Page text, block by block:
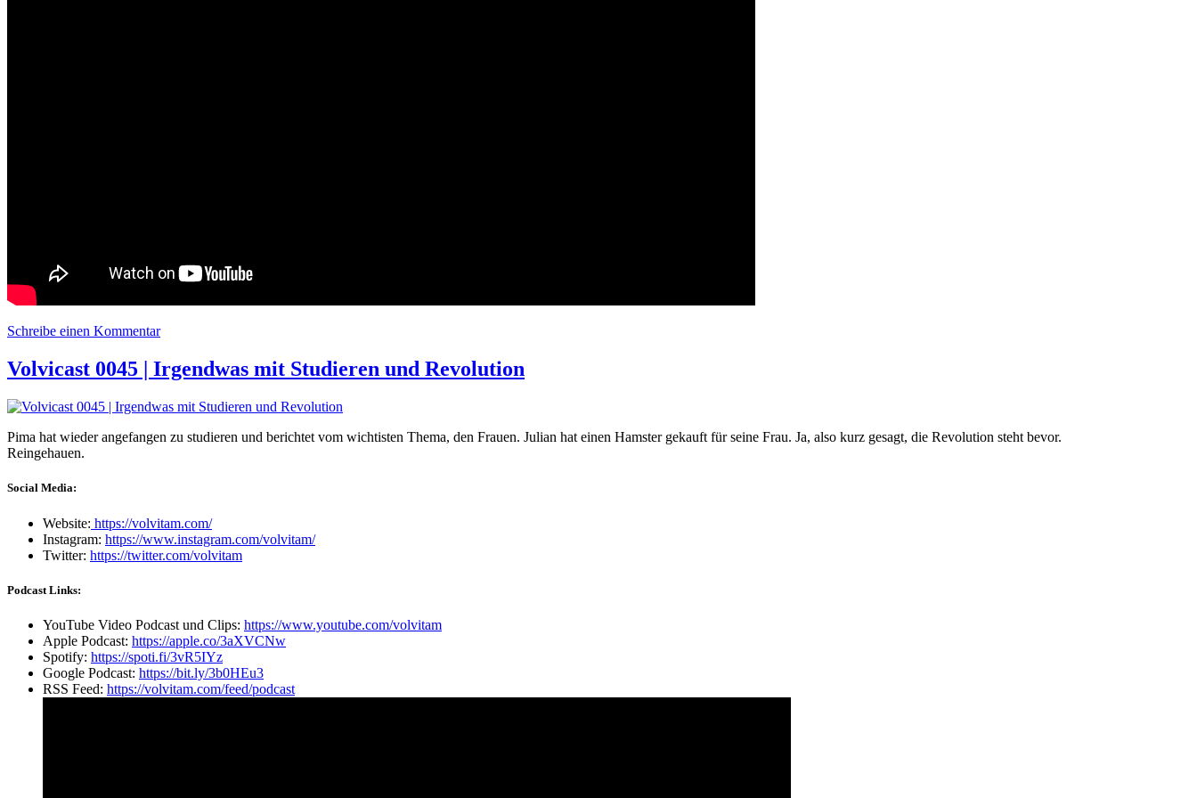
Schreibe einen Kommentarzu Volvicast 0051 | NOTFALL: Der Showdown zwischen WLADIMIR PUTIN vs. WOLODYMYR SELENSKYJ
Volvicast 0045 | Irgendwas mit Studieren und Revolution
Pima hat wieder angefangen zu studieren und berichtet vom wichtisten Thema, den Frauen. Julian hat einen Hamster gekauft für seine Frau. Ja, also kurz gesagt, die Revolution steht bevor.
Reingehauen.
Social Media:
Website: https://volvitam.com/
Instagram: https://www.instagram.com/volvitam/
Twitter: https://twitter.com/volvitam
Podcast Links:
YouTube Video Podcast und Clips: https://www.youtube.com/volvitam
Apple Podcast: https://apple.co/3aXVCNw
Spotify: https://spoti.fi/3vR5IYz
Google Podcast: https://bit.ly/3b0HEu3
RSS Feed: https://volvitam.com/feed/podcast